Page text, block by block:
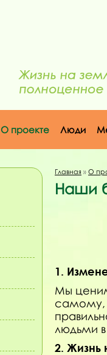
О проекте Люди
Главная » О
Наши
1.
Мы
самому,
людьми
2. Жизнь